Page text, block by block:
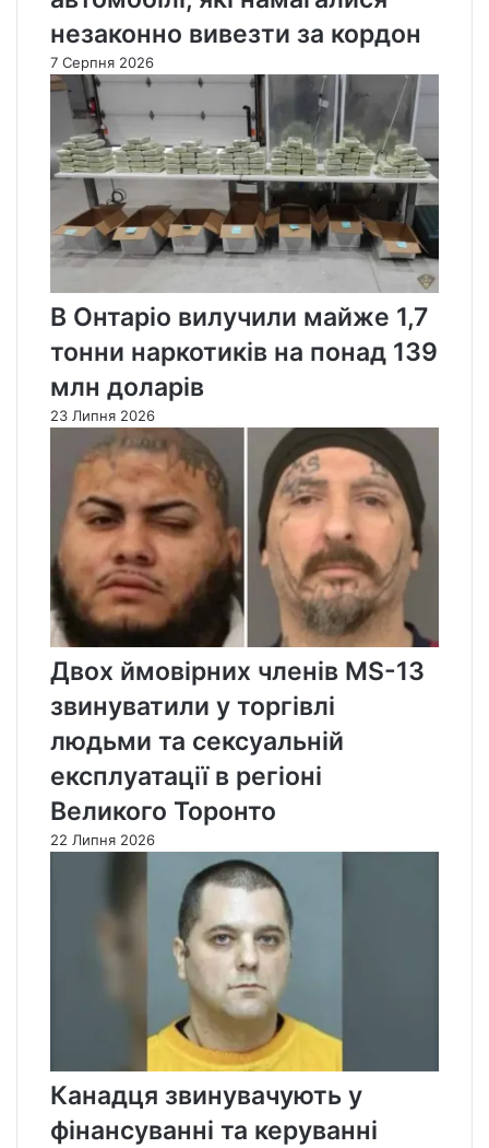
незаконно вивезти за кордон
7 Серпня 2026
В Онтаріо вилучили майже 1,7
тонни наркотиків на понад 139
млн доларів
23 Липня 2026
Двох ймовірних членів MS-13
звинуватили у торгівлі
людьми та сексуальній
експлуатації в регіоні
Великого Торонто
22 Липня 2026
Канадця звинувачують у
фінансуванні та керуванні